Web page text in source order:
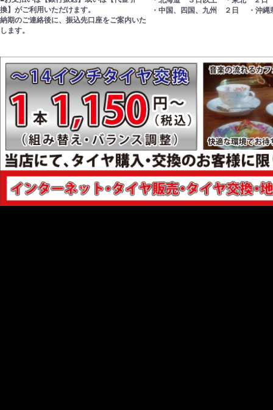
換】がご利用いただけます。
納期のご連絡後に、振込先口座をご案内いた
します。
・中国、四国、九州 ２日 ・沖縄